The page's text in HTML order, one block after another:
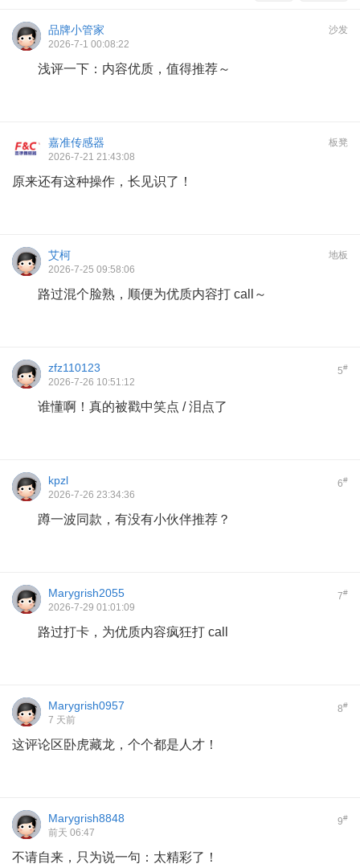
沙发
品牌小管家
2026-7-1 00:08:22
浅评一下：内容优质，值得推荐～
板凳
嘉准传感器
2026-7-21 21:43:08
原来还有这种操作，长见识了！
地板
艾柯
2026-7-25 09:58:06
路过混个脸熟，顺便为优质内容打 call～
5#
zfz110123
2026-7-26 10:51:12
谁懂啊！真的被戳中笑点 / 泪点了
6#
kpzl
2026-7-26 23:34:36
蹲一波同款，有没有小伙伴推荐？
7#
Marygrish2055
2026-7-29 01:01:09
路过打卡，为优质内容疯狂打 call
8#
Marygrish0957
7 天前
这评论区卧虎藏龙，个个都是人才！
9#
Marygrish8848
前天 06:47
不请自来，只为说一句：太精彩了！